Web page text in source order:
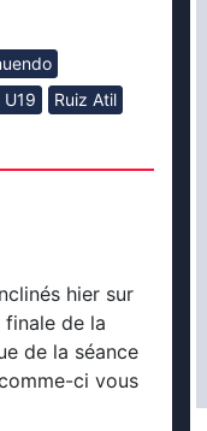
Ruiz Atil
hier sur
de la
de la séance
ci vous